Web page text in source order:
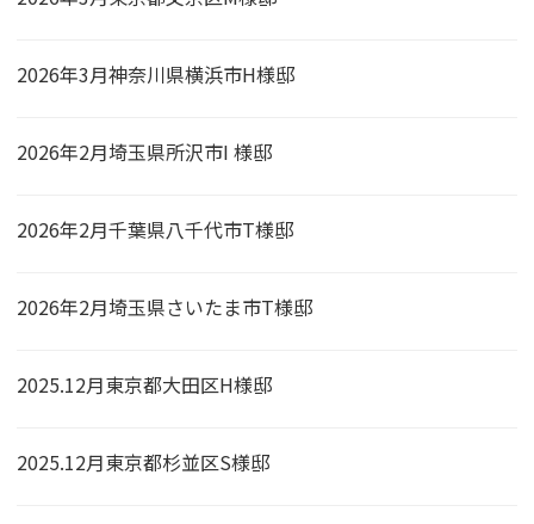
2026年3月神奈川県横浜市H様邸
2026年2月埼玉県所沢市I 様邸
2026年2月千葉県八千代市T様邸
2026年2月埼玉県さいたま市T様邸
2025.12月東京都大田区H様邸
2025.12月東京都杉並区S様邸